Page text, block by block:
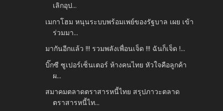
เลิกอุป...
เมกาโฮม หนุนระบบพร้อมเพย์ของรัฐบาล เผย เข้า
ร่วมมา...
มากันอีกแล้ว !!! รวมพลังเพื่อนเจ็ด !!! ฉันก็เจ็ด !...
บิ๊กซี ซูเปอร์เซ็นเตอร์ ห้างคนไทย หัวใจคือลูกค้า
ผ...
สมาคมตลาดตราสารหนี้ไทย สรุปภาวะตลาด
ตราสารหนี้ไท...